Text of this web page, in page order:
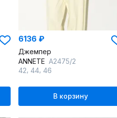
6136 ₽
Джемпер
ANNETE A2475/2
42 44 46
В корзину